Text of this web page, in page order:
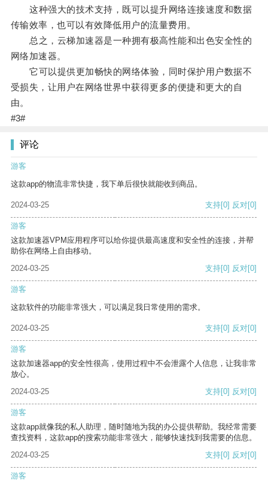
这种强大的技术支持，既可以提升网络连接速度和数据
传输效率，也可以有效降低用户的流量费用。
总之，云梯加速器是一种拥有极高性能和出色安全性的
网络加速器。
它可以提供更加畅快的网络体验，同时保护用户数据不
受损失，让用户在网络世界中获得更多的便捷和更大的自
由。
#3#
评论
游客
这款app的物流非常快捷，我下单后很快就能收到商品。
2024-03-25 支持[0] 反对[0]
游客
这款加速器VPM应用程序可以给你提供最高速度和安全性的连接，并帮
助你在网络上自由移动。
2024-03-25
支持[0] 反对[0]
游客
这款软件的功能非常强大，可以满足我日常使用的需求。
2024-03-25 支持[0] 反对[0]
游客
这款加速器app的安全性很高，使用过程中不会泄露个人信息，让我非常
放心。
2024-03-25
支持[0] 反对[0]
游客
这款app就像我的私人助理，随时随地为我的办公提供帮助。我经常需要
查找资料，这款app的搜索功能非常强大，能够快速找到我需要的信息。
2024-03-25
支持[0] 反对[0]
游客